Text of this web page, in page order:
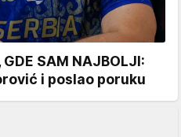
GDE SAM NAJBOLJI:
i poslao poruku